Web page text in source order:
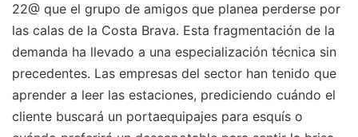
22@ que el grupo de amigos que planea perderse por
las calas de la Costa Brava. Esta fragmentación de la
demanda ha llevado a una especialización técnica sin
precedentes. Las empresas del sector han tenido que
aprender a leer las estaciones, prediciendo cuándo el
cliente buscará un portaequipajes para esquís o